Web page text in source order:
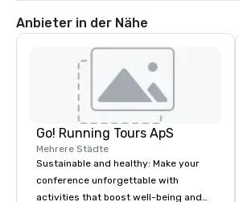
Anbieter in der Nähe
Go! Running Tours ApS
Mehrere Städte
Sustainable and healthy: Make your
conference unforgettable with
activities that boost well-being and